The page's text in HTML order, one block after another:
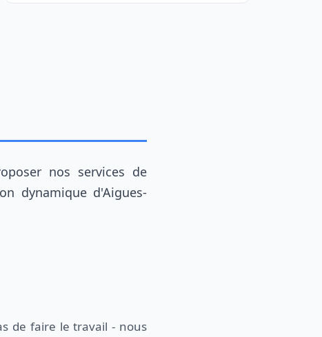
dynamique d'Aigues-
de faire le travail - nous